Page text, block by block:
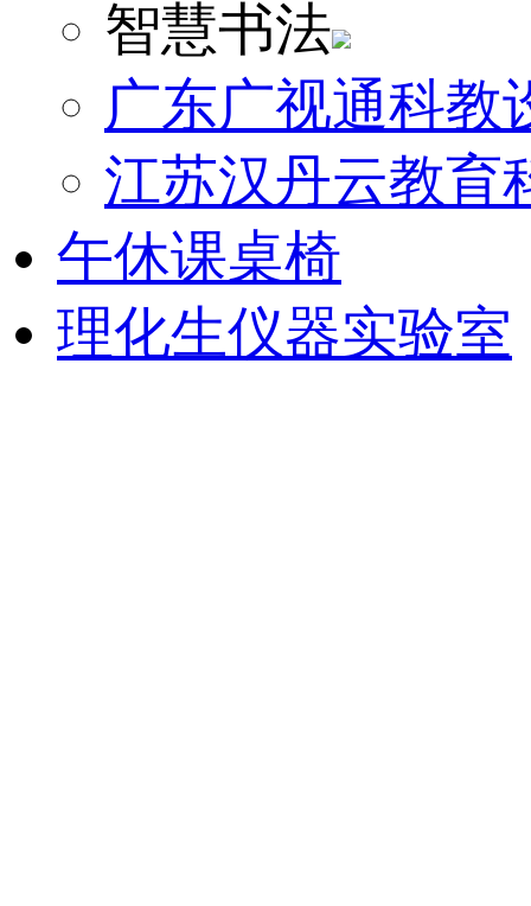
智慧书法
广东广视通科教
江苏汉丹云教育
午休课桌椅
理化生仪器实验室